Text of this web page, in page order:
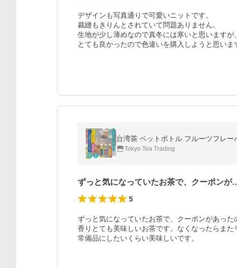
デザインも写真通りで可愛いニットです。
裁縫もきりんとされていて問題ありません。
生地が少し薄めなので真冬には寒いと思いますが
とても良かったので色違いを購入しようと思いま
台湾茶 ペットボトル フルーツフレ
Tokyo Tea Trading
ずっと気になっていたお茶で、クーポンが
5
ずっと気になっていたお茶で、クーポンがあっ
香りとても美味しいお茶です。なくなったらまた
常備品にしたいくらい美味しいです。